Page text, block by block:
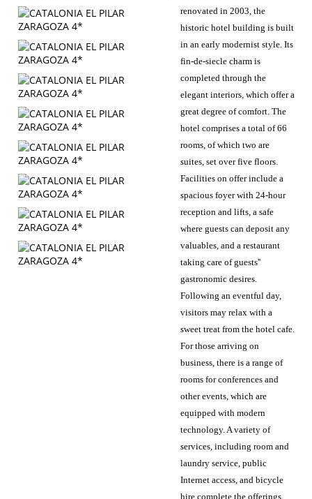
renovated in 2003, the
historic hotel building is built
in an early modernist style. Its
fin-de-siecle charm is
completed through the
elegant interiors, which offer a
great degree of comfort. The
hotel comprises a total of 66
rooms, of which two are
suites, set over five floors.
Facilities on offer include a
spacious foyer with 24-hour
reception and lifts, a safe
where guests can deposit any
valuables, and a restaurant
taking care of guests''
gastronomic desires.
Following an eventful day,
visitors may relax with a
sweet treat from the hotel cafe.
For those arriving on
business, there is a range of
rooms for conferences and
other events, which are
equipped with modern
technology. A variety of
services, including room and
laundry service, public
Internet access, and bicycle
hire complete the offerings.